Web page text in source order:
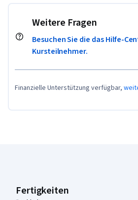
Weitere Fragen
Besuchen Sie die das Hilfe-
Kursteilnehmer.
Finanzielle Unterstützung verfügbar,
Fertigkeiten